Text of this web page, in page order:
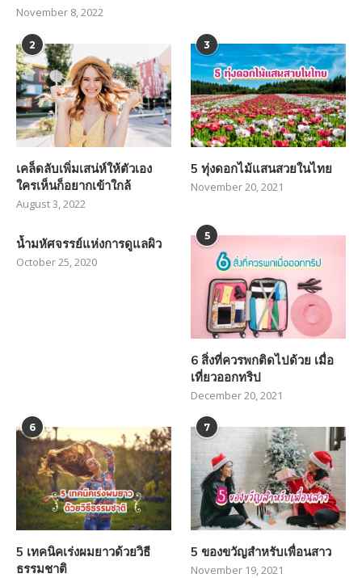
November 8, 2022
2
เคล็ดลับเพิ่มเสน่ห์ให้ตัวเอง
ใครเห็นก็อยากเข้าใกล้
August 3, 2022
3
5 ทุ่งดอกไม้แสนสวยในไทย
November 20, 2021
น้ำมหัศจรรย์แห่งการดูแลผิว
October 25, 2020
5
6 สิ่งที่ควรพกติดไปด้วย เมื่อ
เที่ยวออกทริป
December 20, 2021
6
5 เทคนิคเร่งผมยาวด้วยวิธี
ธรรมชาติ
7
5 ของขวัญสำหรับเพื่อนสาว
November 19, 2021